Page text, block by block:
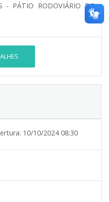
- PÁTIO RODOVIÁRIO DO
10/10/2024 08:30